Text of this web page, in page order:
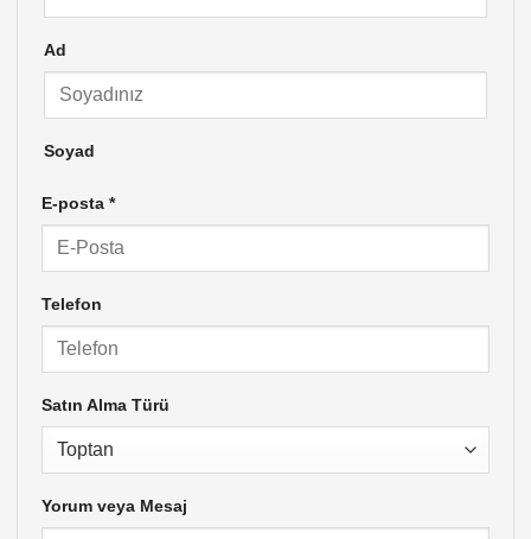
Ad
Soyad
E-posta *
Telefon
Satın Alma Türü
Yorum veya Mesaj